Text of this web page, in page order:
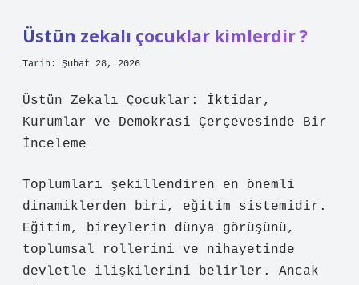
Üstün zekalı çocuklar kimlerdir ?
Tarih: Şubat 28, 2026
Üstün Zekalı Çocuklar: İktidar,
Kurumlar ve Demokrasi Çerçevesinde Bir
İnceleme
Toplumları şekillendiren en önemli
dinamiklerden biri, eğitim sistemidir.
Eğitim, bireylerin dünya görüşünü,
toplumsal rollerini ve nihayetinde
devletle ilişkilerini belirler. Ancak